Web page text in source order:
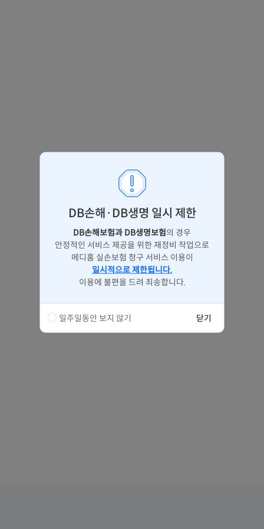
DB손해·DB생명 일시 제한
DB손해보험과 DB생명보험의 경우
안정적인 서비스 제공을 위한 재정비 작업으로
메디홈 실손보험 청구 서비스 이용이
일시적으로 제한됩니다.
이용에 불편을 드려 죄송합니다.
일주일동안 보지 않기 닫기